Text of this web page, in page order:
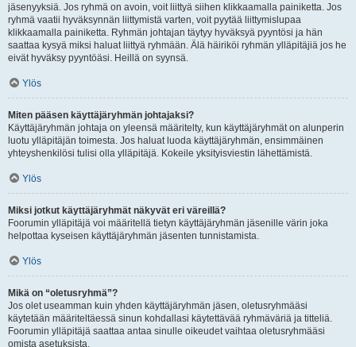
jäsenyyksiä. Jos ryhmä on avoin, voit liittyä siihen klikkaamalla painiketta. Jos
ryhmä vaatii hyväksynnän liittymistä varten, voit pyytää liittymislupaa
klikkaamalla painiketta. Ryhmän johtajan täytyy hyväksyä pyyntösi ja hän
saattaa kysyä miksi haluat liittyä ryhmään. Älä häiriköi ryhmän ylläpitäjiä jos he
eivät hyväksy pyyntöäsi. Heillä on syynsä.
Ylös
Miten pääsen käyttäjäryhmän johtajaksi?
Käyttäjäryhmän johtaja on yleensä määritelty, kun käyttäjäryhmät on alunperin
luotu ylläpitäjän toimesta. Jos haluat luoda käyttäjäryhmän, ensimmäinen
yhteyshenkilösi tulisi olla ylläpitäjä. Kokeile yksityisviestin lähettämistä.
Ylös
Miksi jotkut käyttäjäryhmät näkyvät eri väreillä?
Foorumin ylläpitäjä voi määritellä tietyn käyttäjäryhmän jäsenille värin joka
helpottaa kyseisen käyttäjäryhmän jäsenten tunnistamista.
Ylös
Mikä on “oletusryhmä”?
Jos olet useamman kuin yhden käyttäjäryhmän jäsen, oletusryhmääsi
käytetään määriteltäessä sinun kohdallasi käytettävää ryhmäväriä ja titteliä.
Foorumin ylläpitäjä saattaa antaa sinulle oikeudet vaihtaa oletusryhmääsi
omista asetuksista.